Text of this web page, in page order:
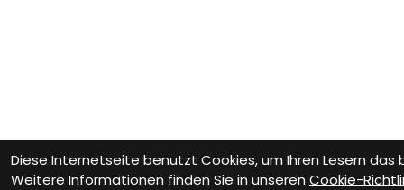
Diese Internetseite benutzt Cookies, um Ihren Lesern
Weitere Informationen finden Sie in unseren Cookie-